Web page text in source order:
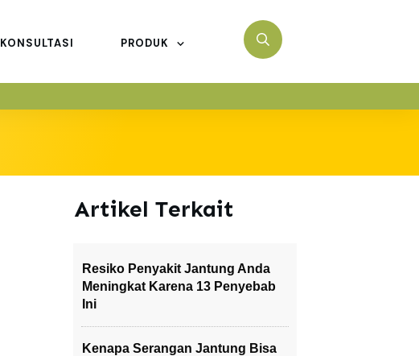
KONSULTASI PRODUK
Artikel Terkait
Resiko Penyakit Jantung Anda
Meningkat Karena 13 Penyebab
Ini
Kenapa Serangan Jantung Bisa